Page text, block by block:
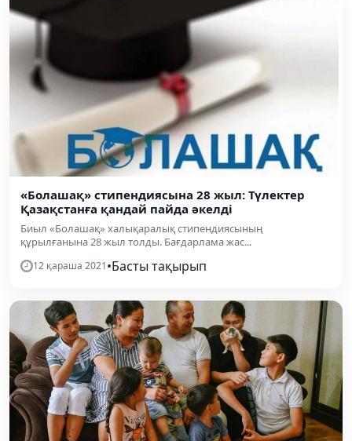
«Болашақ» стипендиясына 28 жыл: Түлектер
Қазақстанға қандай пайда әкелді
Биыл «Болашақ» халықаралық стипендиясының
құрылғанына 28 жыл толды. Бағдарлама жас...
12 қараша 2021•Басты тақырып